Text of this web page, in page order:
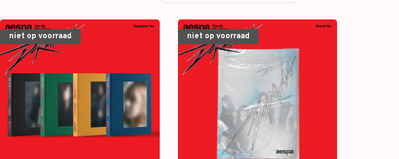
niet op voorraad niet op voorraad